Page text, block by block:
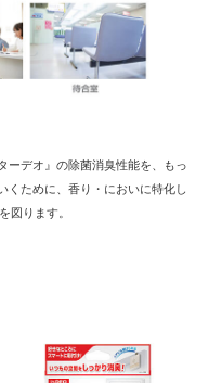
ーデオ』の除菌消臭性能を、もっ
くために、香り・においに特化し
図ります。